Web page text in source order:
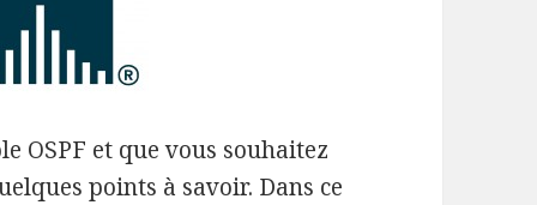
OSPF et que vous souhaitez
points à savoir. Dans ce